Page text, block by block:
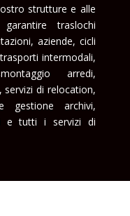
strutture e alle
traslochi
aziende, cicli
intermodali,
arredi,
di relocation,
gestione archivi,
e tutti i servizi di